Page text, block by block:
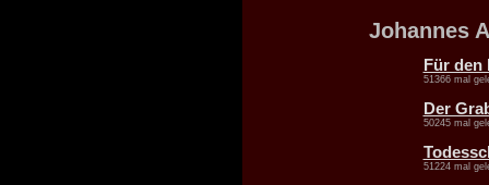
Johannes
Für den
51366 mal
Der
50245 mal
51224 mal